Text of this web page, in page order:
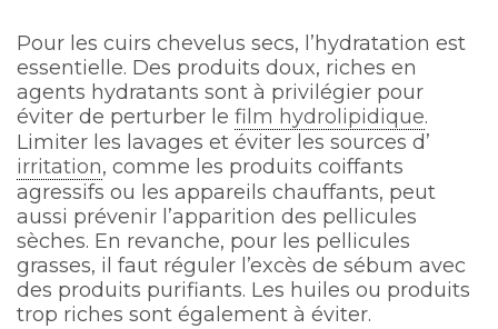
Pour les cuirs chevelus secs, l’hydratation est
essentielle. Des produits doux, riches en
agents hydratants sont à privilégier pour
éviter de perturber le film hydrolipidique.
Limiter les lavages et éviter les sources d’
irritation, comme les produits coiffants
agressifs ou les appareils chauffants, peut
aussi prévenir l’apparition des pellicules
sèches. En revanche, pour les pellicules
grasses, il faut réguler l’excès de sébum avec
des produits purifiants. Les huiles ou produits
trop riches sont également à éviter.